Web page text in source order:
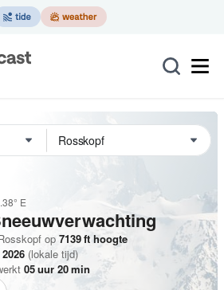
E
op 7139ft hoogte
(lokale tijd)
05uur 20min